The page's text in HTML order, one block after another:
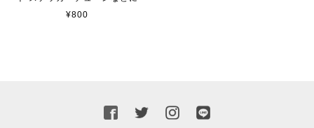
迅速な対応ありがとうございました！また機会があればよ
¥800